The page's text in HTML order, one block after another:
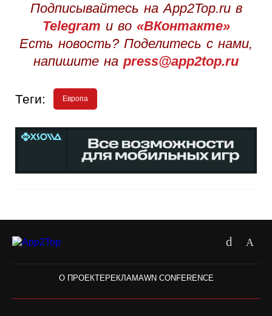
Подписывайтесь на App2Top.ru в
Telegram и во «ВКонтакте»
Есть новость? Поделитесь с нами,
напишите на press@app2top.ru
Теги: Европа
О ПРОЕКТЕРЕКЛАМАWN CONFERENCE